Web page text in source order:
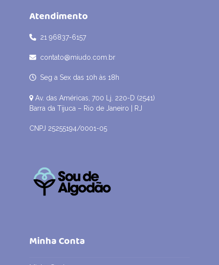
Atendimento
21 96837-6157
contato@miudo.com.br
Seg a Sex das 10h às 18h
Av. das Américas, 700 Lj. 220-D (2541)
Barra da Tijuca – Rio de Janeiro | RJ
CNPJ 25255194/0001-05
Minha Conta